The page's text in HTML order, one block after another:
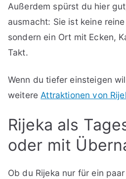
Außerdem spürst du hier
ausmacht: Sie ist keine
sondern ein Ort mit Ecken,
Takt.
Wenn du tiefer einsteigen
weitere Attraktionen von
Rijeka als
oder mit
Ob du Rijeka nur für ein